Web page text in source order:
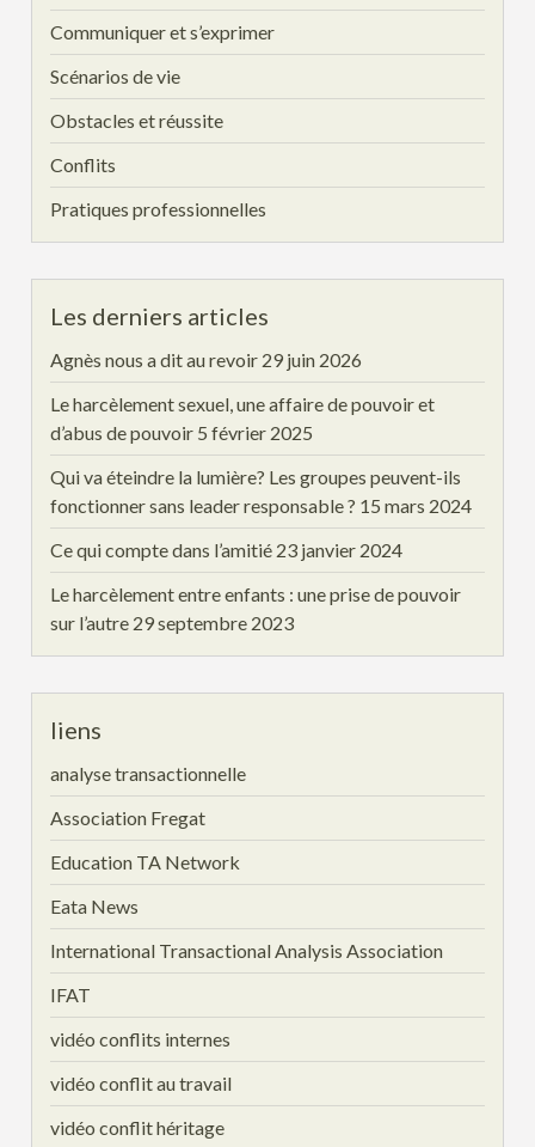
Communiquer et s’exprimer
Scénarios de vie
Obstacles et réussite
Conflits
Pratiques professionnelles
Les derniers articles
Agnès nous a dit au revoir 29 juin 2026
Le harcèlement sexuel, une affaire de pouvoir et
d’abus de pouvoir 5 février 2025
Qui va éteindre la lumière? Les groupes peuvent-ils
fonctionner sans leader responsable ? 15 mars 2024
Ce qui compte dans l’amitié 23 janvier 2024
Le harcèlement entre enfants : une prise de pouvoir
sur l’autre 29 septembre 2023
liens
analyse transactionnelle
Association Fregat
Education TA Network
Eata News
International Transactional Analysis Association
IFAT
vidéo conflits internes
vidéo conflit au travail
vidéo conflit héritage